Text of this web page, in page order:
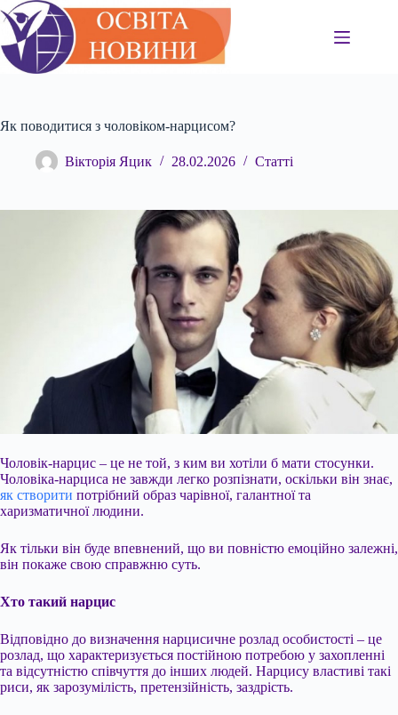
Перейти
до
вмісту
Як поводитися з чоловіком-нарцисом?
Вікторія Яцик 28.02.2026 Статті
Чоловік-нарцис – це не той, з ким ви хотіли б мати стосунки.
Чоловіка-нарциса не завжди легко розпізнати, оскільки він знає,
як створити потрібний образ чарівної, галантної та
харизматичної людини.
Як тільки він буде впевнений, що ви повністю емоційно залежні,
він покаже свою справжню суть.
Хто такий нарцис
Відповідно до визначення нарцисичне розлад особистості – це
розлад, що характеризується постійною потребою у захопленні
та відсутністю співчуття до інших людей. Нарцису властиві такі
риси, як зарозумілість, претензійність, заздрість.